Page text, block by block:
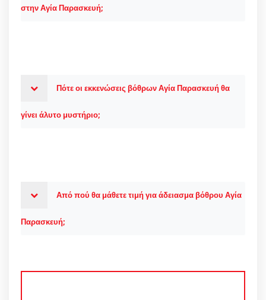
στην Αγία Παρασκευή;
Πότε οι εκκενώσεις βόθρων Αγία Παρασκευή θα
γίνει άλυτο μυστήριο;
Από πού θα μάθετε τιμή για άδειασμα βόθρου Αγία
Παρασκευή;